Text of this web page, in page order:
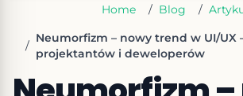
Home / Blog /
/
Neumorfizm – nowy trend w UI/UX
projektantów i deweloperów